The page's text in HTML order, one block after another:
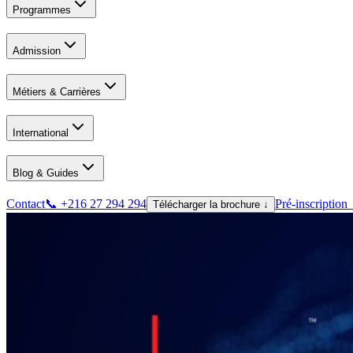
Programmes
Admission
Métiers & Carrières
International
Blog & Guides
Contact📞 +216 27 294 294 Télécharger la brochure ↓ Pré-